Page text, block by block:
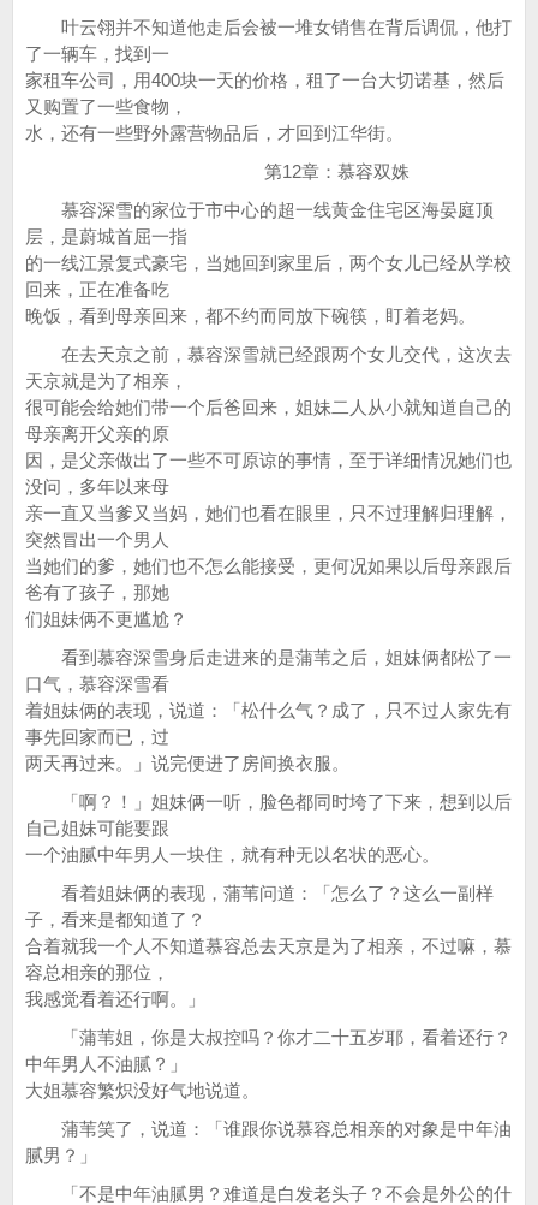
叶云翎并不知道他走后会被一堆女销售在背后调侃，他打
了一辆车，找到一
家租车公司，用400块一天的价格，租了一台大切诺基，然后
又购置了一些食物，
水，还有一些野外露营物品后，才回到江华街。
第12章：慕容双姝
慕容深雪的家位于市中心的超一线黄金住宅区海晏庭顶
层，是蔚城首屈一指
的一线江景复式豪宅，当她回到家里后，两个女儿已经从学校
回来，正在准备吃
晚饭，看到母亲回来，都不约而同放下碗筷，盯着老妈。
在去天京之前，慕容深雪就已经跟两个女儿交代，这次去
天京就是为了相亲，
很可能会给她们带一个后爸回来，姐妹二人从小就知道自己的
母亲离开父亲的原
因，是父亲做出了一些不可原谅的事情，至于详细情况她们也
没问，多年以来母
亲一直又当爹又当妈，她们也看在眼里，只不过理解归理解，
突然冒出一个男人
当她们的爹，她们也不怎么能接受，更何况如果以后母亲跟后
爸有了孩子，那她
们姐妹俩不更尴尬？
看到慕容深雪身后走进来的是蒲苇之后，姐妹俩都松了一
口气，慕容深雪看
着姐妹俩的表现，说道：「松什么气？成了，只不过人家先有
事先回家而已，过
两天再过来。」说完便进了房间换衣服。
「啊？！」姐妹俩一听，脸色都同时垮了下来，想到以后
自己姐妹可能要跟
一个油腻中年男人一块住，就有种无以名状的恶心。
看着姐妹俩的表现，蒲苇问道：「怎么了？这么一副样
子，看来是都知道了？
合着就我一个人不知道慕容总去天京是为了相亲，不过嘛，慕
容总相亲的那位，
我感觉看着还行啊。」
「蒲苇姐，你是大叔控吗？你才二十五岁耶，看着还行？
中年男人不油腻？」
大姐慕容繁炽没好气地说道。
蒲苇笑了，说道：「谁跟你说慕容总相亲的对象是中年油
腻男？」
「不是中年油腻男？难道是白发老头子？不会是外公的什